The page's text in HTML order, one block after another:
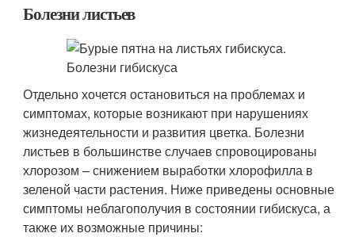
Болезни листьев
Отдельно хочется остановиться на проблемах и
симптомах, которые возникают при нарушениях
жизнедеятельности и развития цветка. Болезни
листьев в большинстве случаев спровоцированы
хлорозом – снижением выработки хлорофилла в
зеленой части растения. Ниже приведены основные
симптомы неблагополучия в состоянии гибискуса, а
также их возможные причины: